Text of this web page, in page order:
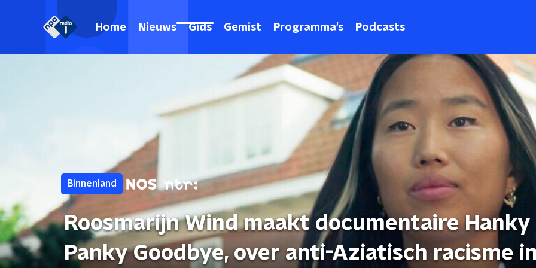
Home Nieuws Gids Gemist Programma's Podcasts
Binnenland
Roosmarijn Wind maakt documentaire Hanky
Panky Goodbye, over anti-Aziatisch racisme